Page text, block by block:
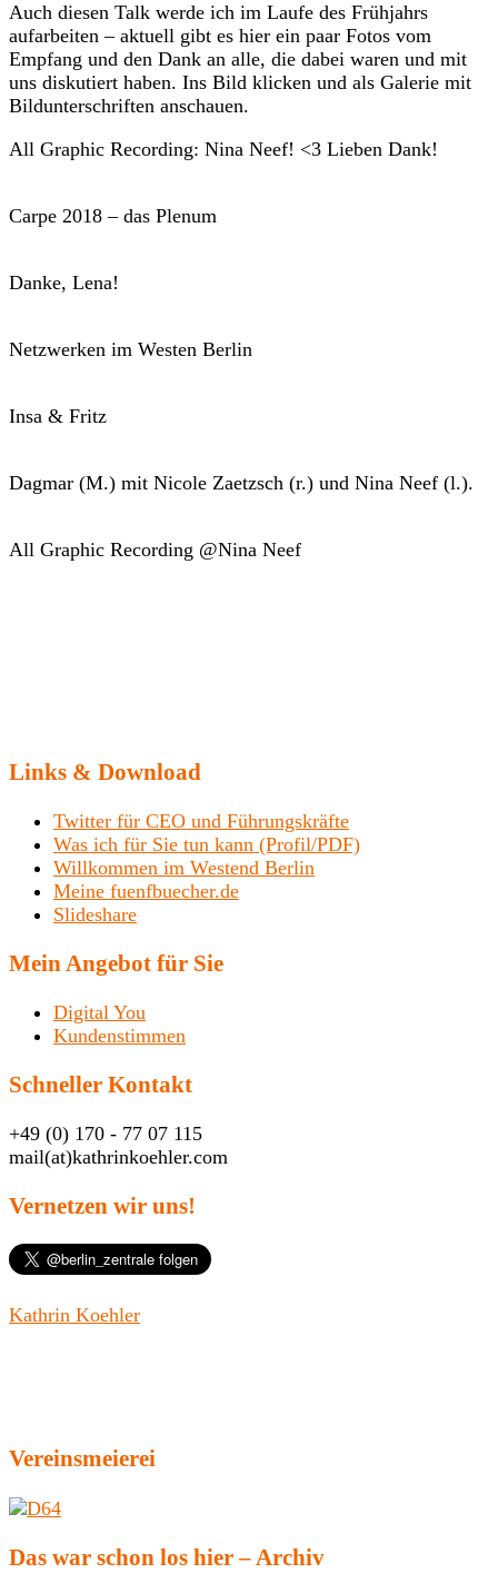
Auch diesen Talk werde ich im Laufe des Frühjahrs
aufarbeiten – aktuell gibt es hier ein paar Fotos vom
Empfang und den Dank an alle, die dabei waren und mit
uns diskutiert haben. Ins Bild klicken und als Galerie mit
Bildunterschriften anschauen.
All Graphic Recording: Nina Neef! <3 Lieben Dank!
Carpe 2018 – das Plenum
Danke, Lena!
Netzwerken im Westen Berlin
Insa & Fritz
Dagmar (M.) mit Nicole Zaetzsch (r.) und Nina Neef (l.).
All Graphic Recording @Nina Neef
Links & Download
Twitter für CEO und Führungskräfte
Was ich für Sie tun kann (Profil/PDF)
Willkommen im Westend Berlin
Meine fuenfbuecher.de
Slideshare
Mein Angebot für Sie
Digital You
Kundenstimmen
Schneller Kontakt
+49 (0) 170 - 77 07 115
mail(at)kathrinkoehler.com
Vernetzen wir uns!
Kathrin Koehler
Vereinsmeierei
Das war schon los hier – Archiv